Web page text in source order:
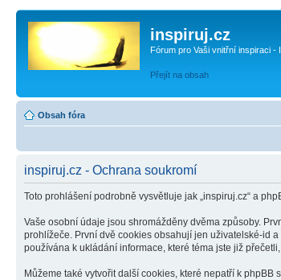
inspiruj.cz
Fórum pro Vaši vnitřní inspiraci -
Přejít na obsah
Obsah fóra
inspiruj.cz - Ochrana soukromí
Toto prohlášení podrobně vysvětluje jak „inspiruj.cz“ a
Vaše osobní údaje jsou shromážděny dvěma způsoby.
prohlížeče. První dvě cookies obsahují jen uživatelské-id
používána k ukládání informace, které téma jste již
Můžeme také vytvořit další cookies, které nepatří k